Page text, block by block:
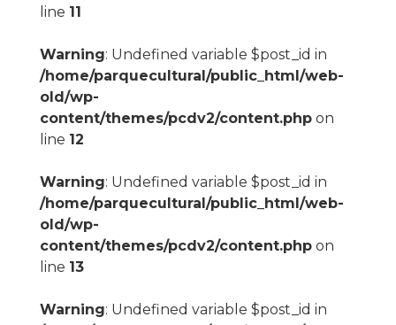
line 11
Warning: Undefined variable $post_id in
/home/parquecultural/public_html/web-
old/wp-
content/themes/pcdv2/content.phpon
line 12
Warning: Undefined variable $post_id in
/home/parquecultural/public_html/web-
old/wp-
content/themes/pcdv2/content.phpon
line 13
Warning: Undefined variable $post_id in